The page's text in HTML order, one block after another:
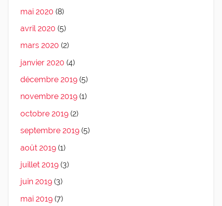
mai 2020 (8)
avril 2020 (5)
mars 2020 (2)
janvier 2020 (4)
décembre 2019 (5)
novembre 2019 (1)
octobre 2019 (2)
septembre 2019 (5)
août 2019 (1)
juillet 2019 (3)
juin 2019 (3)
mai 2019 (7)